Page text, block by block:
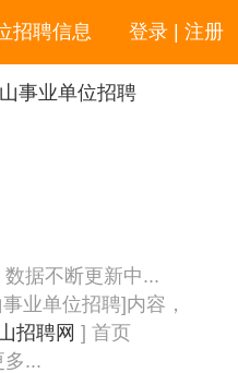
登录 | 注册
招聘信息
事业单位招聘
据不断更新中...
业单位招聘]内容，
招聘网 ] 首页
多...